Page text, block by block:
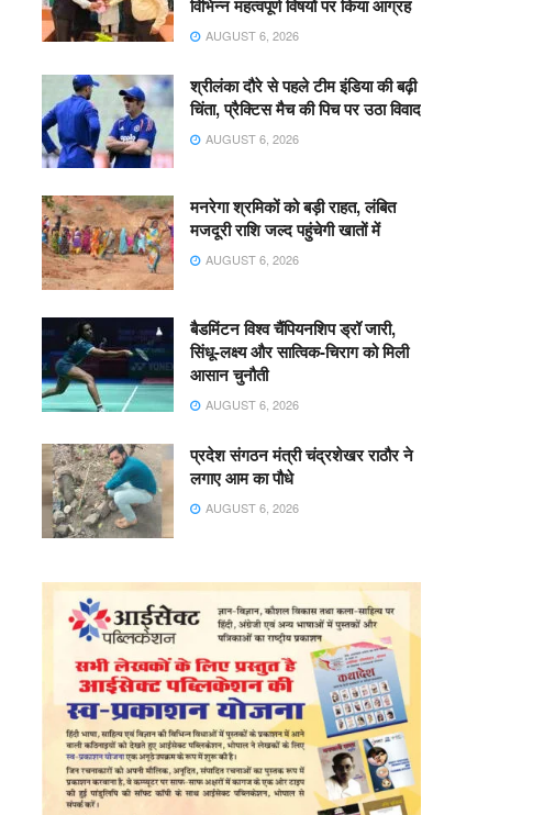
विभिन्न महत्वपूर्ण विषयों पर किया आग्रह
AUGUST 6, 2026
श्रीलंका दौरे से पहले टीम इंडिया की बढ़ी
चिंता, प्रैक्टिस मैच की पिच पर उठा विवाद
AUGUST 6, 2026
मनरेगा श्रमिकों को बड़ी राहत, लंबित
मजदूरी राशि जल्द पहुंचेगी खातों में
AUGUST 6, 2026
बैडमिंटन विश्व चैंपियनशिप ड्रॉ जारी,
सिंधू-लक्ष्य और सात्विक-चिराग को मिली
आसान चुनौती
AUGUST 6, 2026
प्रदेश संगठन मंत्री चंद्रशेखर राठौर ने
लगाए आम का पौधे
AUGUST 6, 2026